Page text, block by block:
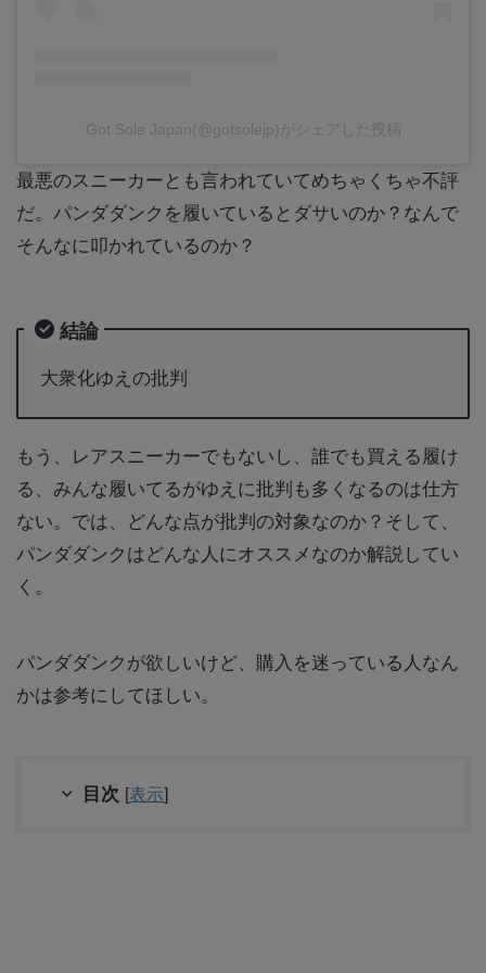
Got Sole Japan(@gotsolejp)がシェアした投稿
最悪のスニーカーとも言われていてめちゃくちゃ不評
だ。パンダダンクを履いているとダサいのか？なんで
そんなに叩かれているのか？
結論
大衆化ゆえの批判
もう、レアスニーカーでもないし、誰でも買える履け
る、みんな履いてるがゆえに批判も多くなるのは仕方
ない。では、どんな点が批判の対象なのか？そして、
パンダダンクはどんな人にオススメなのか解説してい
く。
パンダダンクが欲しいけど、購入を迷っている人なん
かは参考にしてほしい。
目次 [表示]